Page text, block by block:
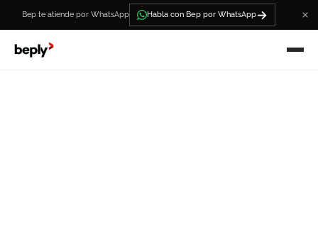
Bep te atiende por WhatsApp Habla con Bep por WhatsApp→